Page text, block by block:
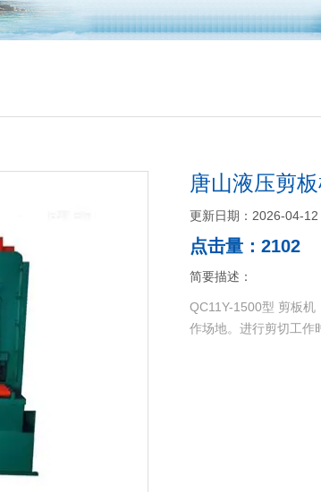
唐山液压剪
更新日期：2026-04-12
点击量：2102
简要描述：
QC11Y-1500型 剪板机
作场地。进行剪切工作